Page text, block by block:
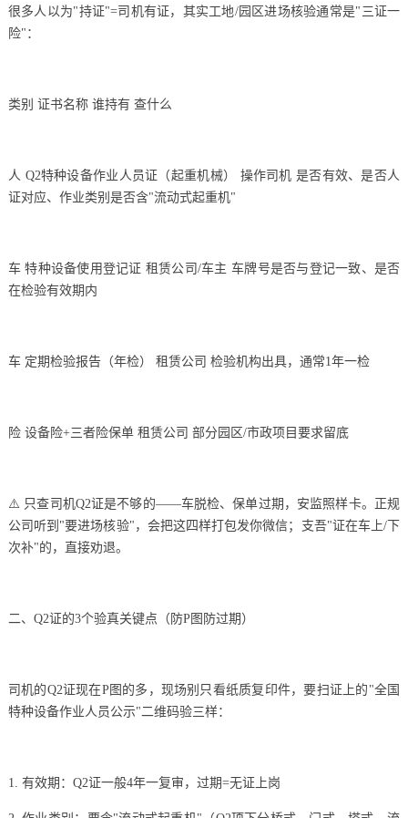
很多人以为"持证"=司机有证，其实工地/园区进场核验通常是"三证一
险"：
类别 证书名称 谁持有 查什么
人 Q2特种设备作业人员证（起重机械） 操作司机 是否有效、是否人
证对应、作业类别是否含"流动式起重机"
车 特种设备使用登记证 租赁公司/车主 车牌号是否与登记一致、是否
在检验有效期内
车 定期检验报告（年检） 租赁公司 检验机构出具，通常1年一检
险 设备险+三者险保单 租赁公司 部分园区/市政项目要求留底
⚠️ 只查司机Q2证是不够的——车脱检、保单过期，安监照样卡。正规
公司听到"要进场核验"，会把这四样打包发你微信；支吾"证在车上/下
次补"的，直接劝退。
二、Q2证的3个验真关键点（防P图防过期）
司机的Q2证现在P图的多，现场别只看纸质复印件，要扫证上的"全国
特种设备作业人员公示"二维码验三样：
1. 有效期：Q2证一般4年一复审，过期=无证上岗